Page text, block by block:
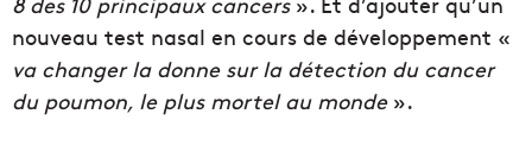
nouveau test nasal en cours de développement «
va changer la donne sur la détection du cancer
du poumon, le plus mortel au monde».